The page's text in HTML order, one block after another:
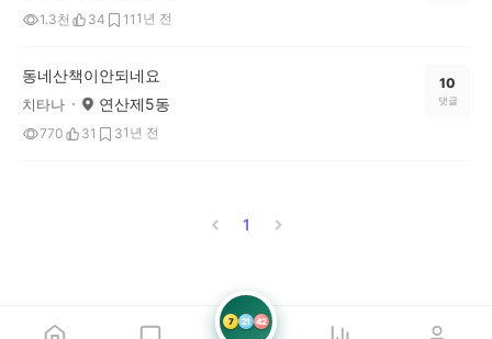
1.3천 34 11 1년 전
동네산책이안되네요
치타나 연산제5동
770 31 31년 전
10
댓글
1
7 21 42